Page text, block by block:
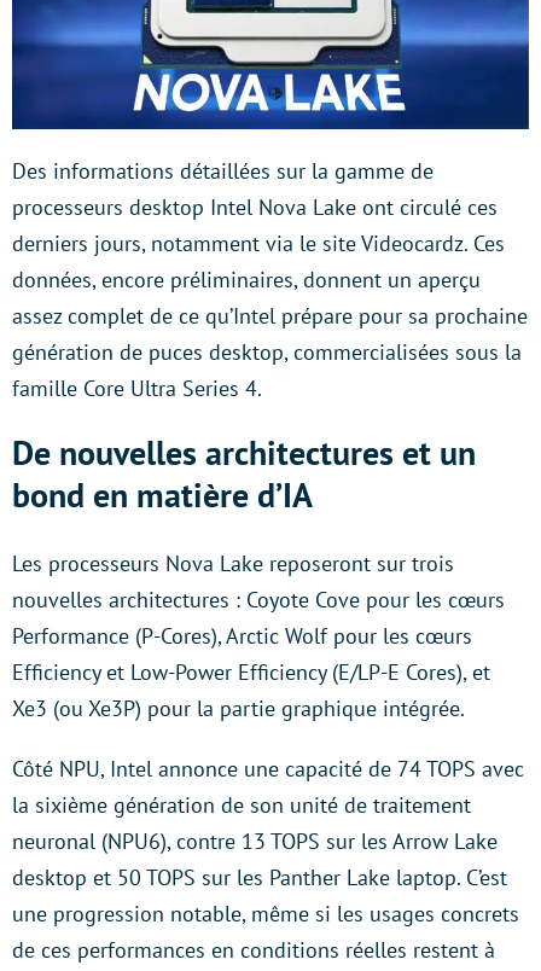
Des informations détaillées sur la gamme de
processeurs desktop Intel Nova Lake ont circulé ces
derniers jours, notamment via le site Videocardz. Ces
données, encore préliminaires, donnent un aperçu
assez complet de ce qu’Intel prépare pour sa prochaine
génération de puces desktop, commercialisées sous la
famille Core Ultra Series 4.
De nouvelles architectures et un
bond en matière d’IA
Les processeurs Nova Lake reposeront sur trois
nouvelles architectures : Coyote Cove pour les cœurs
Performance (P-Cores), Arctic Wolf pour les cœurs
Efficiency et Low-Power Efficiency (E/LP-E Cores), et
Xe3 (ou Xe3P) pour la partie graphique intégrée.
Côté NPU, Intel annonce une capacité de 74 TOPS avec
la sixième génération de son unité de traitement
neuronal (NPU6), contre 13 TOPS sur les Arrow Lake
desktop et 50 TOPS sur les Panther Lake laptop. C’est
une progression notable, même si les usages concrets
de ces performances en conditions réelles restent à